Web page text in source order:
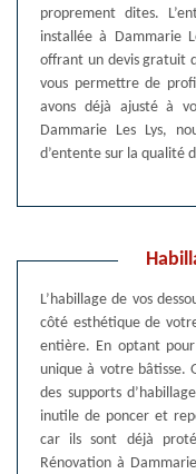
proprement dites.
installée à Dammarie
offrant un devis gratuit
vous permettre de
avons déjà ajusté à
Dammarie Les Lys,
d’entente sur la qualité
L’habillage de vos
côté esthétique de
entière. En optant
unique à votre bâtisse.
des supports
inutile de poncer et
car ils sont déjà
Rénovation à